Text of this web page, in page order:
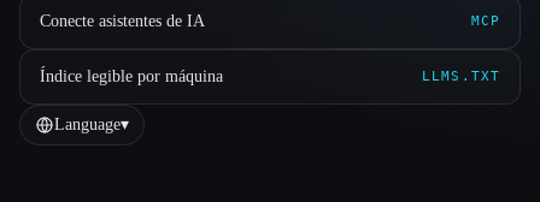
Conecte asistentes de IA MCP
Índice legible por máquina LLMS.TXT
Language▾